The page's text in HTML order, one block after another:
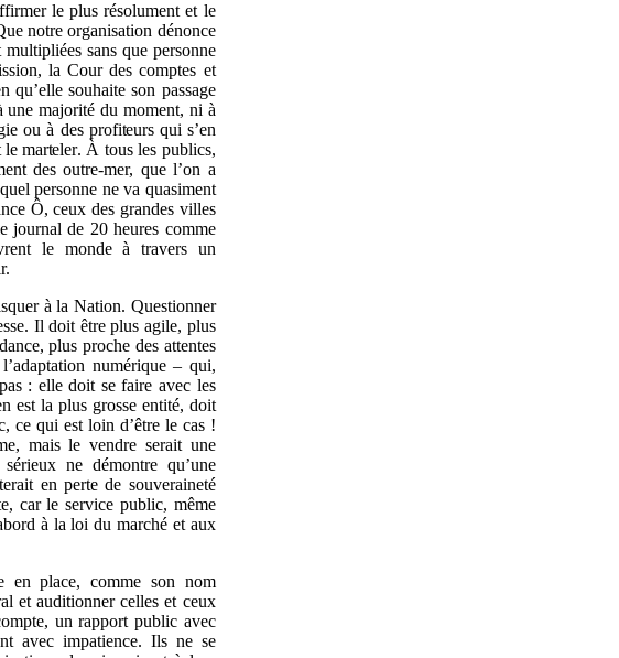
le plus résolument et le
notre organisation dénonce
sans que personne
la Cour des comptes et
souhaite son passage
majorité du moment, ni à
ou à desprofiteurs qui s’en
le marteler. À tous les publics,
des outre-mer, que l’on a
personne ne va quasiment
Ô, ceux des grandes villes
journal de 20 heures comme
le monde à travers un
à la Nation. Questionner
Il doit être plus agile, plus
plus proche des attentes
numérique – qui,
: elle doit se faire avec les
est la plus grosse entité, doit
ce qui est loin d’être le cas !
mais le vendre serait une
ne démontre qu’une
en perte de souveraineté
car le service public, même
à la loi du marché et aux
en place, comme son nom
et auditionner celles et ceux
un rapport public avec
avec impatience. Ils ne se